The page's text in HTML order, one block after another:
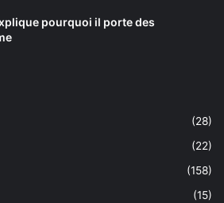
pourquoi il porte des
(28)
(22)
(158)
(15)